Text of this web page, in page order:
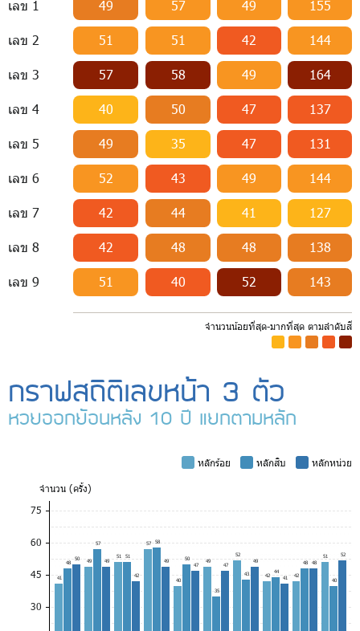
เลข 1 49 57 49 155
เลข 2 51 51 42 144
เลข 3 57 58 49 164
เลข 4 40 50 47 137
เลข 5 49 35 47 131
เลข 6 52 43 49 144
เลข 7 42 44 41 127
เลข 8 42 48 48 138
เลข 9 51 40 52 143
จำนวนน้อยที่สุด-มากที่สุด ตามลำดับสี
กราฟสถิติเลขหน้า 3 ตัว
หวยออกย้อนหลัง 10 ปี แยกตามหลัก
หลักร้อย หลักสิบ
หลักหน่วย
จำนวน (ครั้ง)
75
60
45
30
41
48
50 49
57
49
51 51
42
57 58
49
40
50
47
49
35
47
52
43
49
42
44
41
42
48 48
51
40
52